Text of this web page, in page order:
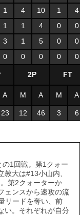
1 4 10 1
4
1 1 4 0
0
3 1 5 0
0
0 0 0 0 0
2P FT
A M A M A
23 12 46 3 6
1回戦。第1クォー
大は#13小山内、
第2クォーターか
ェンスから速攻の流
リードを奪い、前
い。それぞれが自分